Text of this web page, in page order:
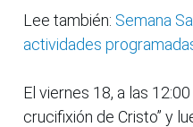
Lee también: Semana
actividades
El viernes 18, a las
crucifixión de Cristo” y